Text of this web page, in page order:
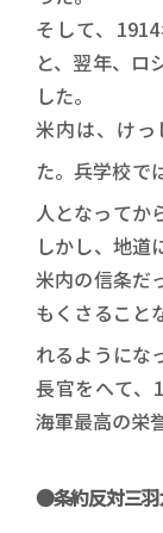
そして、
と、翌年、ロ
した。
米内は、け
た。兵学校で
人となってか
しかし、地道
米内の信条だ
もくさること
れるようにな
長官をへて、
海軍最高の栄
●条約反対三羽